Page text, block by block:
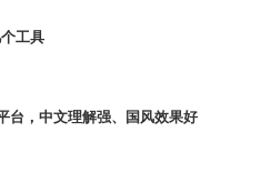
工具
台，中文理解强、国风效果好